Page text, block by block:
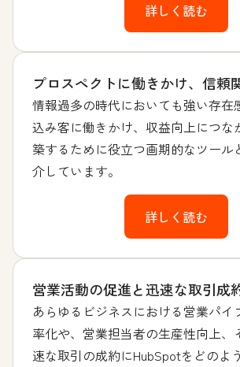
詳しく読む
プロスペクトに働きかけ、信頼
情報過多の時代においても強い存在
込み客に働きかけ、収益向上につな
築するために役立つ画期的なツール
介しています。
詳しく読む
営業活動の促進と迅速な取引成
あらゆるビジネスにおける営業パイ
率化や、営業担当者の生産性向上、
速な取引の成約にHubSpotをどのよ